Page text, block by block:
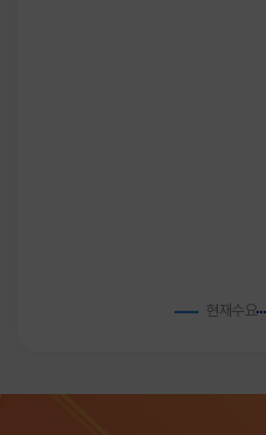
현재수요